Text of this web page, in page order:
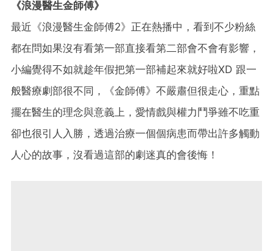
《浪漫醫生金師傅》
最近《浪漫醫生金師傅2》正在熱播中，看到不少粉絲
都在問如果沒有看第一部直接看第二部會不會有影響，
小編覺得不如就趁年假把第一部補起來就好啦XD 跟一
般醫療劇部很不同，《金師傅》不嚴肅但很走心，重點
擺在醫生的理念與意義上，愛情戲與權力鬥爭雖不吃重
卻也很引人入勝，透過治療一個個病患而帶出許多觸動
人心的故事，沒看過這部的劇迷真的會後悔！